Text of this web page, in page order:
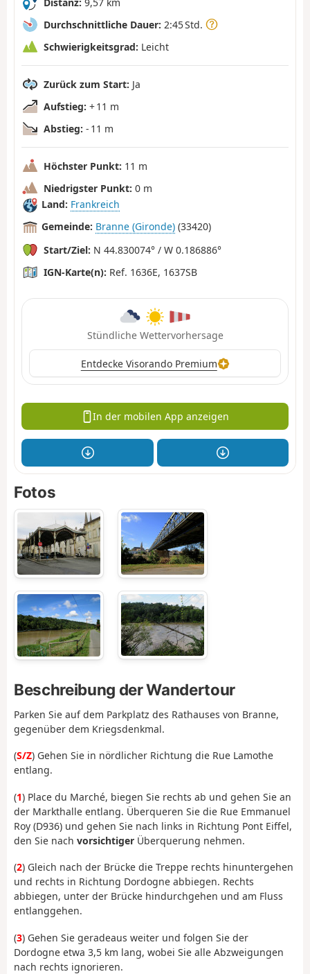
Durchschnittliche Dauer: 2:45 Std.
Schwierigkeitsgrad: Leicht
Zurück zum Start: Ja
Aufstieg: + 11 m
Abstieg: - 11 m
Höchster Punkt: 11 m
Niedrigster Punkt: 0 m
Land: Frankreich
Gemeinde: Branne (Gironde) (33420)
Start/Ziel: N 44.830074° / W 0.186886°
IGN-Karte(n): Ref. 1636E, 1637SB
Stündliche Wettervorhersage
Entdecke Visorando Premium
In der mobilen App anzeigen
Fotos
Beschreibung der Wandertour
Parken Sie auf dem Parkplatz des Rathauses von Branne,
gegenüber dem Kriegsdenkmal.
(S/Z) Gehen Sie in nördlicher Richtung die Rue Lamothe
entlang.
(1) Place du Marché, biegen Sie rechts ab und gehen Sie an
der Markthalle entlang. Überqueren Sie die Rue Emmanuel
Roy (D936) und gehen Sie nach links in Richtung Pont Eiffel,
den Sie nach vorsichtiger Überquerung nehmen.
(2) Gleich nach der Brücke die Treppe rechts hinuntergehen
und rechts in Richtung Dordogne abbiegen. Rechts
abbiegen, unter der Brücke hindurchgehen und am Fluss
entlanggehen.
(3) Gehen Sie geradeaus weiter und folgen Sie der
Dordogne etwa 3,5 km lang, wobei Sie alle Abzweigungen
nach rechts ignorieren.